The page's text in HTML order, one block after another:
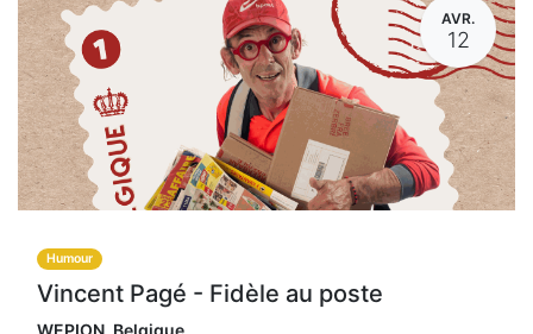
AVR.
12
Humour
Vincent Pagé - Fidèle au poste
WEPION Belgique